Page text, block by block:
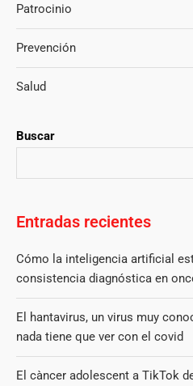
Buscar
Entradas recientes
Cómo la inteligencia artificial
consistencia diagnóstica en
El hantavirus, un virus muy
nada tiene que ver con el covid
El càncer adolescent a TikTok
Patrocinio
Prevención
Salud